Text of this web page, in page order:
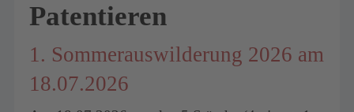
Patentieren
1. Sommerauswilderung 2026 am
18.07.2026